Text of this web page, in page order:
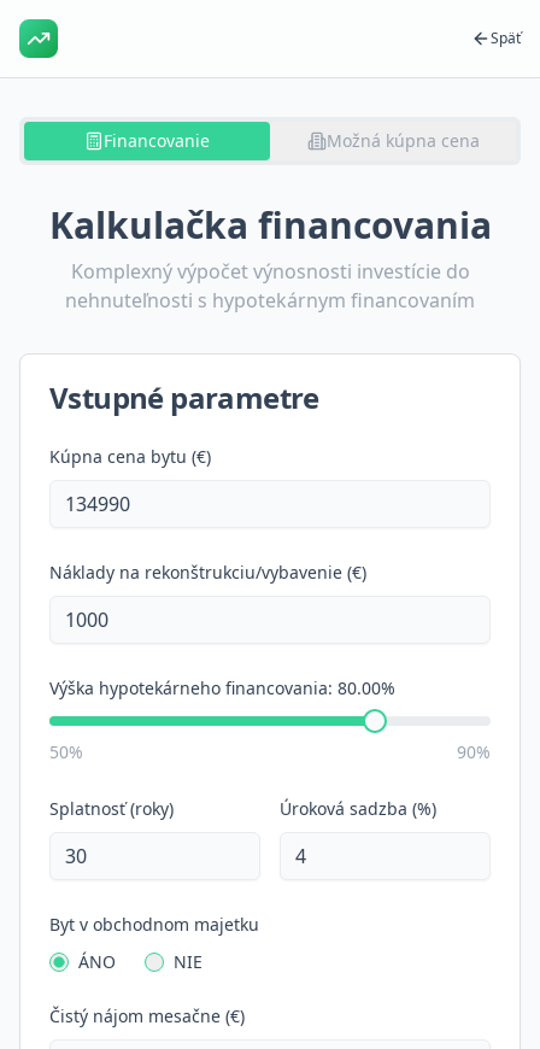
Späť
Financovanie Možná kúpna cena
Kalkulačka financovania
Komplexný výpočet výnosnosti investície do
nehnuteľnosti s hypotekárnym financovaním
Vstupné parametre
Kúpna cena bytu (€)
Náklady na rekonštrukciu/vybavenie (€)
Výška hypotekárneho financovania: 80.00%
50% 90%
Splatnosť (roky) Úroková sadzba (%)
Byt v obchodnom majetku
ÁNO
NIE
Čistý nájom mesačne (€)